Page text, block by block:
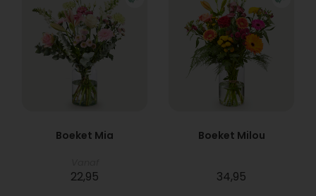
Boeket Mia
22,95
Boeket Milou
34,95